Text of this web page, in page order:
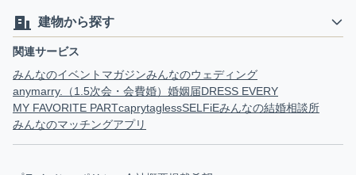
建物から探す
関連サービス
みんなのイベントマガジンみんなのウェディング
anymarry.（1.5次会・会費婚） 婚姻届DRESS EVERY
MY FAVORITE PARTcaprytaglessSELFiEみんなの結婚相談所
みんなのマッチングアプリ